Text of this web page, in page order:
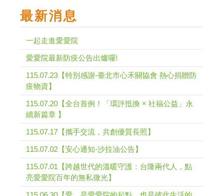
最新消息
一起走進愛愛院
愛愛院最新防疫公告出爐囉!
115.07.23【特別感謝-臺北市心禾關協會 熱心捐贈防
疫物資】
115.07.20【全台首例！「環評抵換 × 社福公益」永
續新篇章 】
115.07.17【攜手交流，共創優質長照】
115.07.02【安心通知-沙拉油公告】
115.07.01【跨越世代的溫暖守護：台隆兩代人，點
亮愛愛院百年的無私微光】